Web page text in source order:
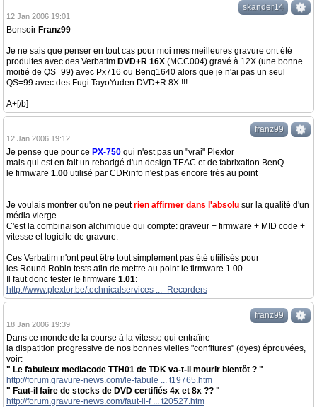
skander14
12 Jan 2006 19:01
Bonsoir Franz99
Je ne sais que penser en tout cas pour moi mes meilleures gravure ont été
produites avec des Verbatim DVD+R 16X (MCC004) gravé à 12X (une bonne
moitié de QS=99) avec Px716 ou Benq1640 alors que je n'ai pas un seul
QS=99 avec des Fugi TayoYuden DVD+R 8X !!!
A+[/b]
franz99
12 Jan 2006 19:12
Je pense que pour ce PX-750 qui n'est pas un "vrai" Plextor
mais qui est en fait un rebadgé d'un design TEAC et de fabrixation BenQ
le firmware 1.00 utilisé par CDRinfo n'est pas encore très au point
Je voulais montrer qu'on ne peutrien affirmer dans l'absolu sur la qualité d'un
média vierge.
C'est la combinaison alchimique qui compte: graveur + firmware + MID code +
vitesse et logicile de gravure.
Ces Verbatim n'ont peut être tout simplement pas été utiilisés pour
les Round Robin tests afin de mettre au point le firmware 1.00
Il faut donc tester le firmware 1.01:
http://www.plextor.be/technicalservices ... -Recorders
franz99
18 Jan 2006 19:39
Dans ce monde de la course à la vitesse qui entraîne
la dispatition progressive de nos bonnes vielles "confitures" (dyes) éprouvées,
voir:
" Le fabuleux mediacode TTH01 de TDK va-t-il mourir bientôt ? "
http://forum.gravure-news.com/le-fabule ... t19765.htm
" Faut-il faire de stocks de DVD certifiés 4x et 8x ?? "
http://forum.gravure-news.com/faut-il-f ... t20527.htm